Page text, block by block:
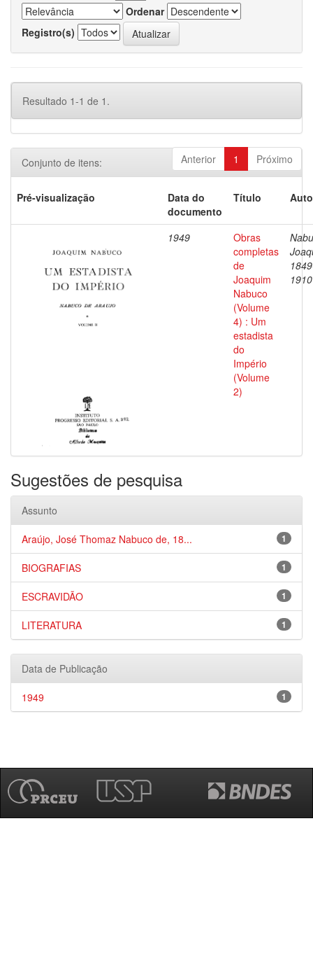
Ordenar
Registro(s)
Resultado 1-1 de 1.
Anterior 1 Próximo
Conjunto de itens:
Pré-visualização
Data do
documento
Título
1949
Obras
completas
de
Joaquim
Nabuco
(Volume
4) : Um
estadista
do
Império
(Volume
2)
1910
Sugestões de pesquisa
Assunto
1
Araújo, José Thomaz Nabuco de, 18...
1
BIOGRAFIAS
1
ESCRAVIDÃO
1
LITERATURA
Data de Publicação
1
1949